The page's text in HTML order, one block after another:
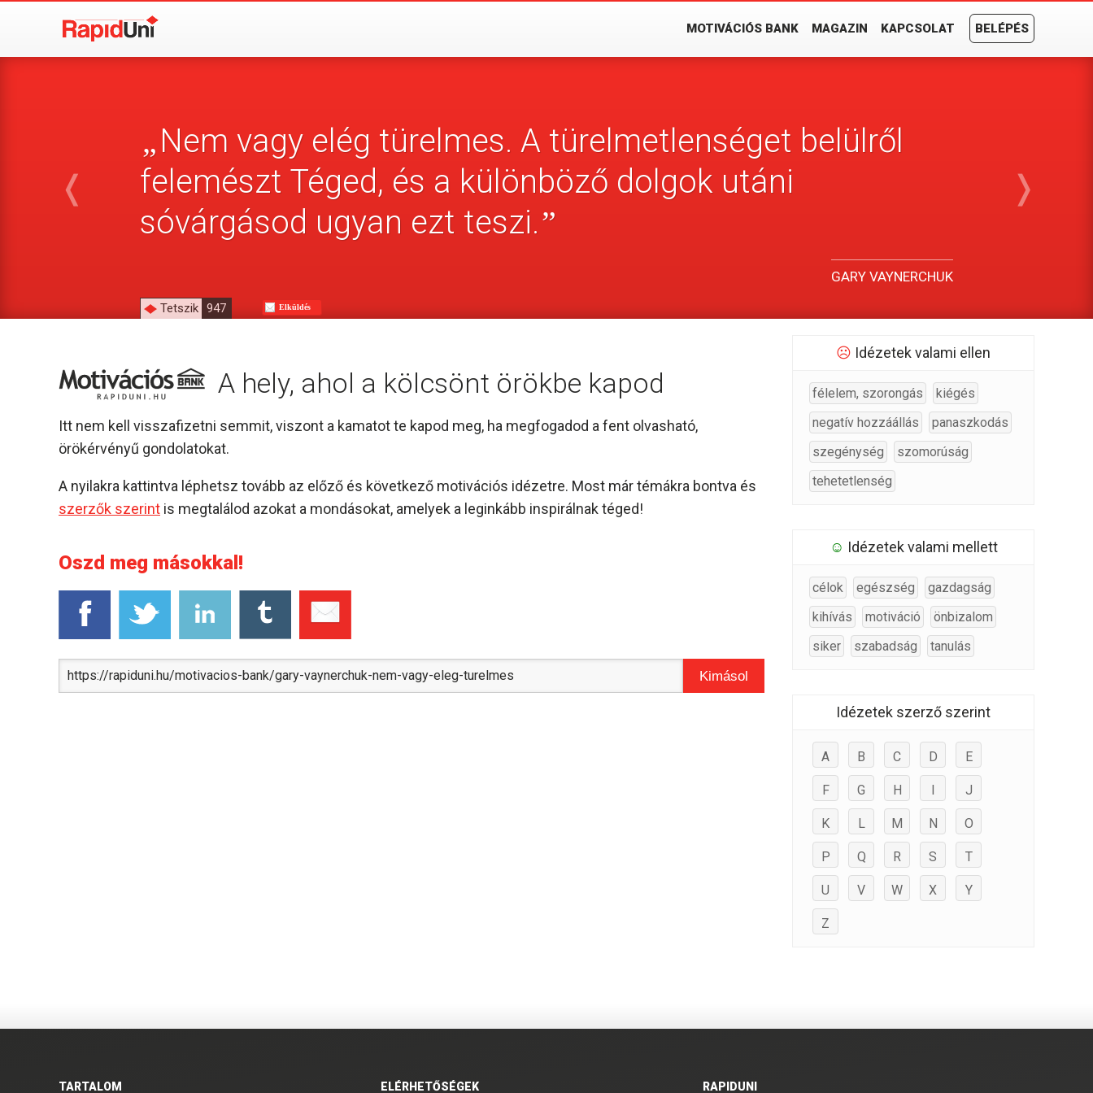
MOTIVÁCIÓS BANK MAGAZIN KAPCSOLAT BELÉPÉS
❬
„Nem vagy elég türelmes. A türelmetlenséget belülről
felemészt Téged, és a különböző dolgok utáni
sóvárgásod ugyan ezt teszi.”
GARY VAYNERCHUK
❭
Tetszik 947 Elküldés
A hely, ahol a kölcsönt örökbe kapod
Itt nem kell visszafizetni semmit, viszont a kamatot te kapod meg, ha megfogadod a fent olvasható,
örökérvényű gondolatokat.
A nyilakra kattintva léphetsz tovább az előző és következő motivációs idézetre. Most már témákra bontva és
szerzők szerint is megtalálod azokat a mondásokat, amelyek a leginkább inspirálnak téged!
Oszd meg másokkal!
Kimásol
☹ Idézetek valami ellen
félelem, szorongás
kiégés
negatív hozzáállás
panaszkodás
szegénység
szomorúság
tehetetlenség
☺ Idézetek valami mellett
célok egészség
gazdagság
kihívás
motiváció
önbizalom
siker
szabadság tanulás
Idézetek szerző szerint
A B C D E
F G H I J
K L M N O
P Q R S T
U V W X Y
Z
TARTALOM ELÉRHETŐSÉGEK RAPIDUNI